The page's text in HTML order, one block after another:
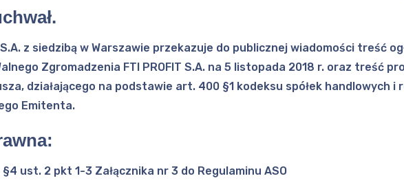
S.A. z siedzibą w Warszawie przekazuje do publicznej wiadomości treść
Zgromadzenia FTI PROFIT S.A. na 5 listopada 2018 r. oraz treść
działającego na podstawie art. 400 §1 kodeksu spółek handlowych
Emitenta.
ust. 2 pkt 1-3 Załącznika nr 3 do Regulaminu ASO